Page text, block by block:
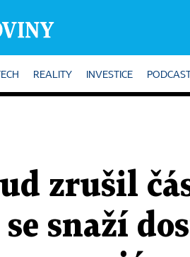
TECH REALITY INVESTICE
zrušil
snaží